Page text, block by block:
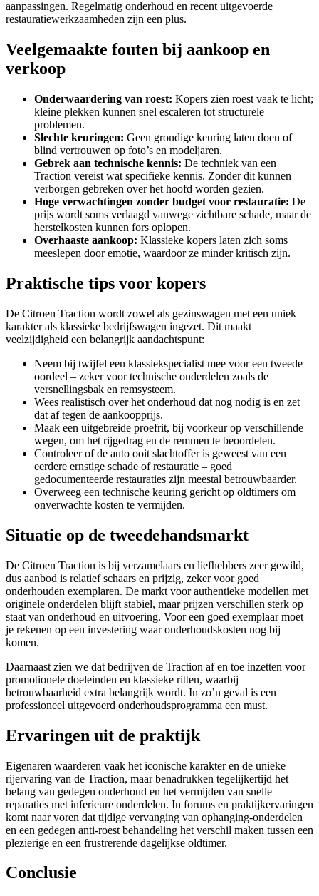
aanpassingen. Regelmatig onderhoud en recent uitgevoerde
restauratiewerkzaamheden zijn een plus.
Veelgemaakte fouten bij aankoop en
verkoop
Onderwaardering van roest: Kopers zien roest vaak te licht;
kleine plekken kunnen snel escaleren tot structurele
problemen.
Slechte keuringen: Geen grondige keuring laten doen of
blind vertrouwen op foto’s en modeljaren.
Gebrek aan technische kennis: De techniek van een
Traction vereist wat specifieke kennis. Zonder dit kunnen
verborgen gebreken over het hoofd worden gezien.
Hoge verwachtingen zonder budget voor restauratie: De
prijs wordt soms verlaagd vanwege zichtbare schade, maar de
herstelkosten kunnen fors oplopen.
Overhaaste aankoop: Klassieke kopers laten zich soms
meeslepen door emotie, waardoor ze minder kritisch zijn.
Praktische tips voor kopers
De Citroen Traction wordt zowel als gezinswagen met een uniek
karakter als klassieke bedrijfswagen ingezet. Dit maakt
veelzijdigheid een belangrijk aandachtspunt:
Neem bij twijfel een klassiekspecialist mee voor een tweede
oordeel – zeker voor technische onderdelen zoals de
versnellingsbak en remsysteem.
Wees realistisch over het onderhoud dat nog nodig is en zet
dat af tegen de aankoopprijs.
Maak een uitgebreide proefrit, bij voorkeur op verschillende
wegen, om het rijgedrag en de remmen te beoordelen.
Controleer of de auto ooit slachtoffer is geweest van een
eerdere ernstige schade of restauratie – goed
gedocumenteerde restauraties zijn meestal betrouwbaarder.
Overweeg een technische keuring gericht op oldtimers om
onverwachte kosten te vermijden.
Situatie op de tweedehandsmarkt
De Citroen Traction is bij verzamelaars en liefhebbers zeer gewild,
dus aanbod is relatief schaars en prijzig, zeker voor goed
onderhouden exemplaren. De markt voor authentieke modellen met
originele onderdelen blijft stabiel, maar prijzen verschillen sterk op
staat van onderhoud en uitvoering. Voor een goed exemplaar moet
je rekenen op een investering waar onderhoudskosten nog bij
komen.
Daarnaast zien we dat bedrijven de Traction af en toe inzetten voor
promotionele doeleinden en klassieke ritten, waarbij
betrouwbaarheid extra belangrijk wordt. In zo’n geval is een
professioneel uitgevoerd onderhoudsprogramma een must.
Ervaringen uit de praktijk
Eigenaren waarderen vaak het iconische karakter en de unieke
rijervaring van de Traction, maar benadrukken tegelijkertijd het
belang van gedegen onderhoud en het vermijden van snelle
reparaties met inferieure onderdelen. In forums en praktijkervaringen
komt naar voren dat tijdige vervanging van ophanging-onderdelen
en een gedegen anti-roest behandeling het verschil maken tussen een
plezierige en een frustrerende dagelijkse oldtimer.
Conclusie